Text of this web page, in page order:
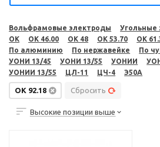
Вольфрамовые электроды Угольные
OK
OK 46.00 OK 48 OK 53.70 OK
По алюминию
По нержавейке По
УОНИ 13/45
УОНИ 13/55 УОНИИ
УОНИИ 13/55
ЦЛ-11 ЦЧ-4 Э50А
OK 92.18 Сбросить
Высокие позиции выше